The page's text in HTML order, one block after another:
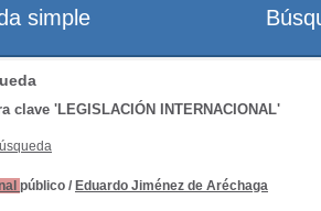
clave 'LEGISLACIÓN INTERNACIONAL'
público / Eduardo Jiménez de Aréchaga
simple